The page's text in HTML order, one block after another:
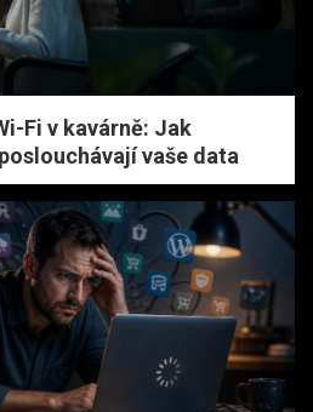
Fi v kavárně: Jak
vaše data